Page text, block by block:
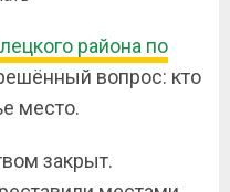
района по
вопрос: кто
место.
закрыт.